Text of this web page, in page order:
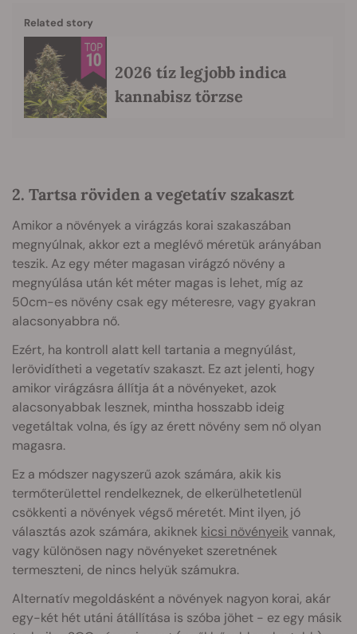
Related story
2026 tíz legjobb indica
kannabisz törzse
2. Tartsa röviden a vegetatív szakaszt
Amikor a növények a virágzás korai szakaszában
megnyúlnak, akkor ezt a meglévő méretük arányában
teszik. Az egy méter magasan virágzó növény a
megnyúlása után két méter magas is lehet, míg az
50cm-es növény csak egy méteresre, vagy gyakran
alacsonyabbra nő.
Ezért, ha kontroll alatt kell tartania a megnyúlást,
lerövidítheti a vegetatív szakaszt. Ez azt jelenti, hogy
amikor virágzásra állítja át a növényeket, azok
alacsonyabbak lesznek, mintha hosszabb ideig
vegetáltak volna, és így az érett növény sem nő olyan
magasra.
Ez a módszer nagyszerű azok számára, akik kis
termőterülettel rendelkeznek, de elkerülhetetlenül
csökkenti a növények végső méretét. Mint ilyen, jó
választás azok számára, akiknek kicsi növényeikvannak,
vagy különösen nagy növényeket szeretnének
termeszteni, de nincs helyük számukra.
Alternatív megoldásként a növények nagyon korai, akár
egy-két hét utáni átállítása is szóba jöhet - ez egy másik